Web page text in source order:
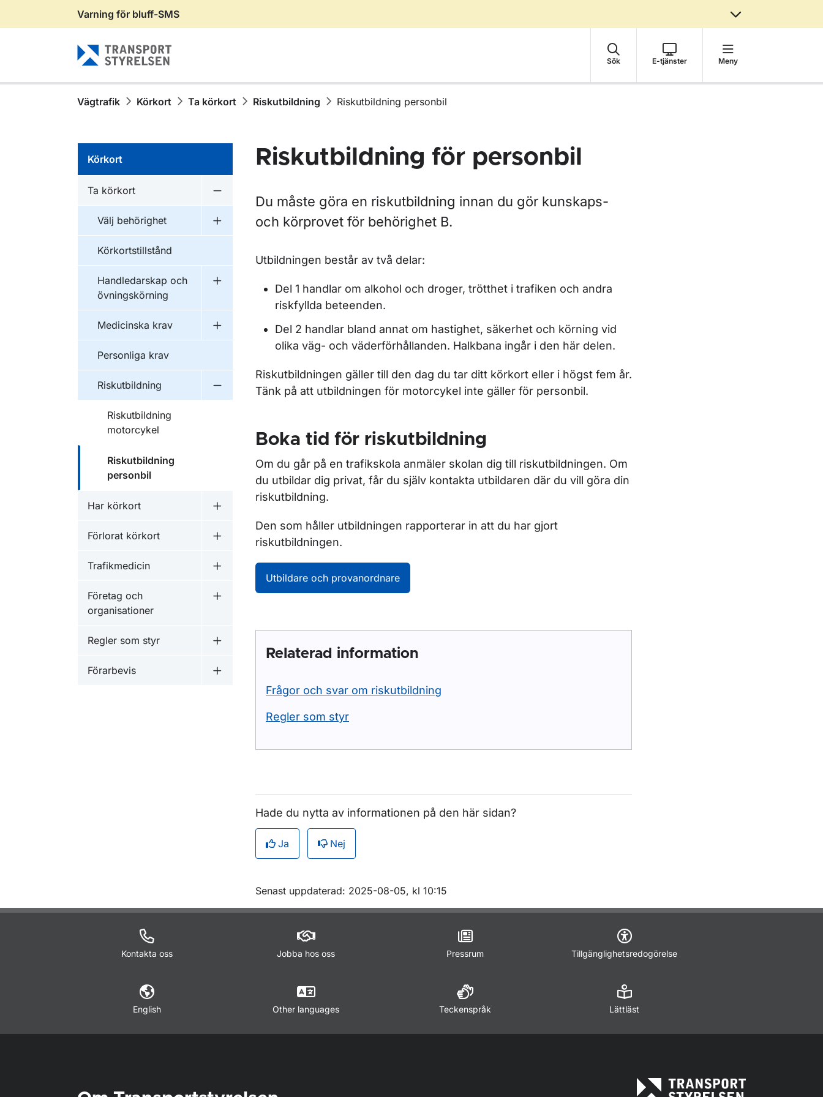
Gå till sidans innehåll
Varning för bluff-SMS
Sök E-tjänster Meny
Vägtrafik Körkort Ta körkort Riskutbildning Riskutbildning personbil
Körkort
Ta körkort
Undermeny för Ta körkort
Välj behörighet
Undermeny för Välj behörighet
Körkortstillstånd
Handledarskap och
övningskörning
Undermeny för Handledarskap och övningskörning
Medicinska krav
Undermeny för Medicinska krav
Personliga krav
Riskutbildning
Undermeny för Riskutbildning
Riskutbildning
motorcykel
Riskutbildning
personbil
Har körkort
Undermeny för Har körkort
Förlorat körkort
Undermeny för Förlorat körkort
Trafikmedicin
Undermeny för Trafikmedicin
Företag och
organisationer
Undermeny för Företag och organisationer
Regler som styr
Undermeny för Regler som styr
Förarbevis
Undermeny för Förarbevis
Riskutbildning för personbil
Du måste göra en riskutbildning innan du gör kunskaps-
och körprovet för behörighet B.
Utbildningen består av två delar:
Del 1 handlar om alkohol och droger, trötthet i trafiken och andra
riskfyllda beteenden.
Del 2 handlar bland annat om hastighet, säkerhet och körning vid
olika väg- och väderförhållanden. Halkbana ingår i den här delen.
Riskutbildningen gäller till den dag du tar ditt körkort eller i högst fem år.
Tänk på att utbildningen för motorcykel inte gäller för personbil.
Boka tid för riskutbildning
Om du går på en trafikskola anmäler skolan dig till riskutbildningen. Om
du utbildar dig privat, får du själv kontakta utbildaren där du vill göra din
riskutbildning.
Den som håller utbildningen rapporterar in att du har gjort
riskutbildningen.
Utbildare och provanordnare
Relaterad information
Frågor och svar om riskutbildning
Regler som styr
Hade du nytta av informationen på den här sidan?
Ja Nej
Om sidan
Senast uppdaterad: 2025-08-05, kl 10:15
Kontakta oss Jobba hos oss Pressrum Tillgänglighetsredogörelse
English Other languages Teckenspråk Lättläst